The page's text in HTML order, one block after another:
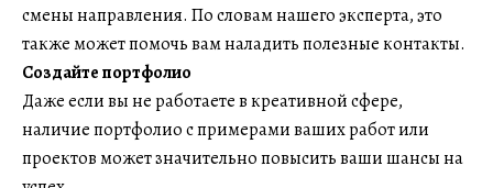
смены направления. По словам нашего эксперта, это
также может помочь вам наладить полезные контакты.
Создайте портфолио
Даже если вы не работаете в креативной сфере,
наличие портфолио с примерами ваших работ или
проектов может значительно повысить ваши шансы на